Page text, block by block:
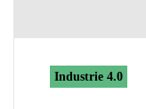
Industrie 4.0